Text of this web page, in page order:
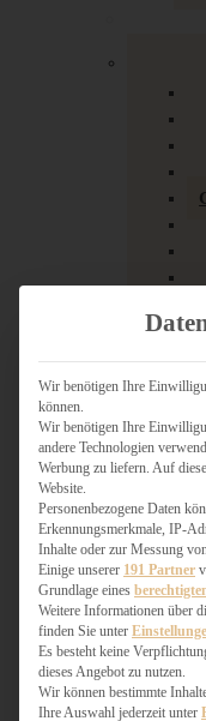
Wir benötigen Ihre
können.
Wir benötigen Ihre
andere Technologien
Werbung zu liefern. Auf
Website.
Personenbezogene Daten
Erkennungsmerkmale, IP-
Inhalte oder zur Messung
Einige unserer 191 Partner
Grundlage eines
Weitere Informationen über
finden Sie unter
Es besteht keine
dieses Angebot zu nutzen.
Wir können bestimmte
Ihre Auswahl jederzeit unter